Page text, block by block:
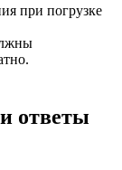
при погрузке
ответы